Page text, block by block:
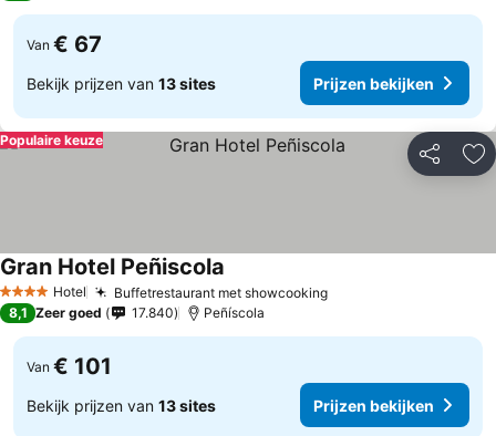
Van € 67
Bekijk prijzen van 13 sites Prijzen bekijken
Delen
Populaire keuze
4 SterrenHotel Buffetrestaurant met showcooking
Gran Hotel Peñiscola
8,1 Zeer goed 17.840 Peñíscola
Van € 101
Bekijk prijzen van 13 sites Prijzen bekijken